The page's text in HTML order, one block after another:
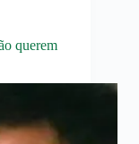
querem